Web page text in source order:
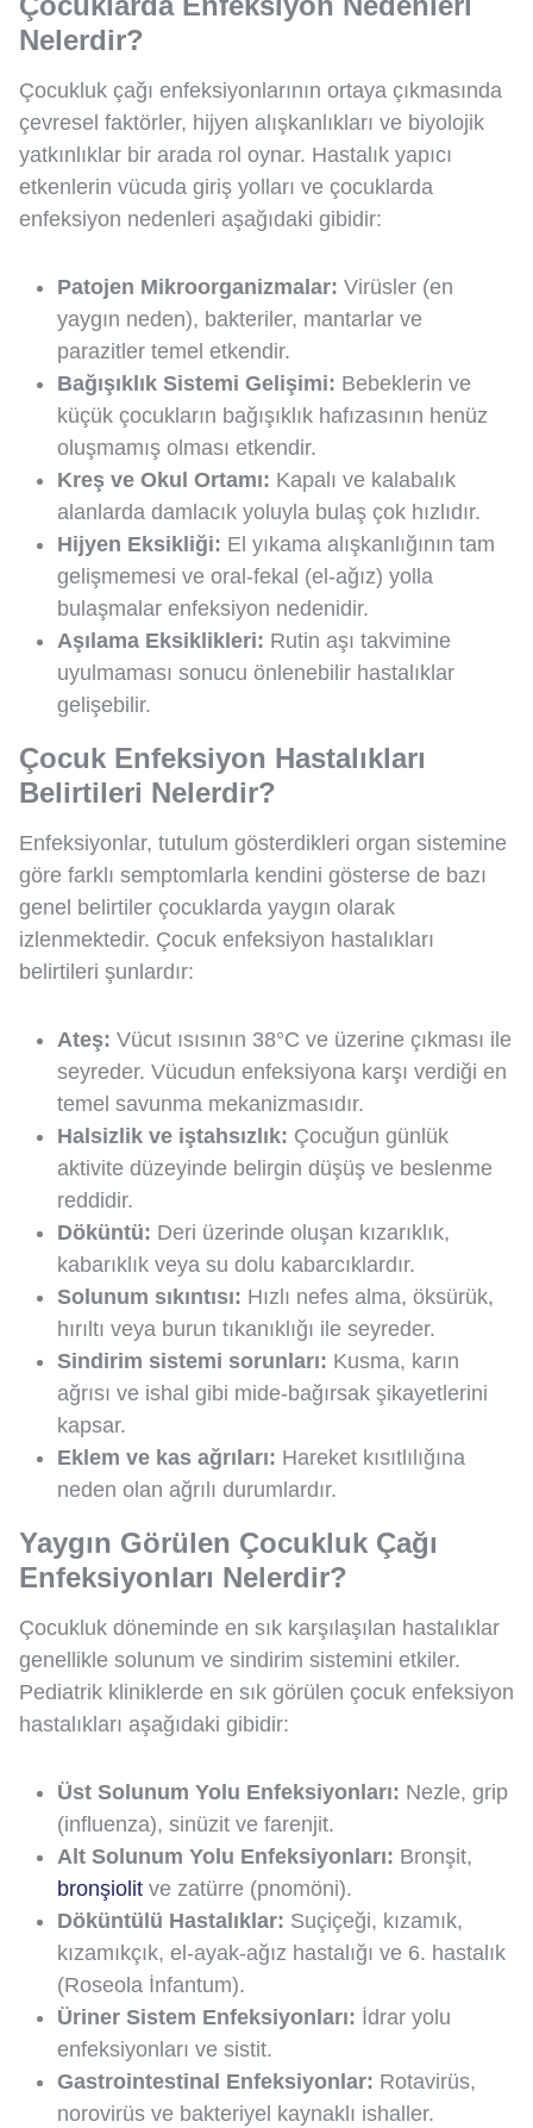
Nelerdir?
Çocukluk çağı enfeksiyonlarının ortaya çıkmasında
çevresel faktörler, hijyen alışkanlıkları ve biyolojik
yatkınlıklar bir arada rol oynar. Hastalık yapıcı
etkenlerin vücuda giriş yolları ve çocuklarda
enfeksiyon nedenleri aşağıdaki gibidir:
Patojen Mikroorganizmalar: Virüsler (en
yaygın neden), bakteriler, mantarlar ve
parazitler temel etkendir.
Bağışıklık Sistemi Gelişimi: Bebeklerin ve
küçük çocukların bağışıklık hafızasının henüz
oluşmamış olması etkendir.
Kreş ve Okul Ortamı: Kapalı ve kalabalık
alanlarda damlacık yoluyla bulaş çok hızlıdır.
Hijyen Eksikliği: El yıkama alışkanlığının tam
gelişmemesi ve oral-fekal (el-ağız) yolla
bulaşmalar enfeksiyon nedenidir.
Aşılama Eksiklikleri: Rutin aşı takvimine
uyulmaması sonucu önlenebilir hastalıklar
gelişebilir.
Çocuk Enfeksiyon Hastalıkları
Belirtileri Nelerdir?
Enfeksiyonlar, tutulum gösterdikleri organ sistemine
göre farklı semptomlarla kendini gösterse de bazı
genel belirtiler çocuklarda yaygın olarak
izlenmektedir. Çocuk enfeksiyon hastalıkları
belirtileri şunlardır:
Ateş: Vücut ısısının 38°C ve üzerine çıkması ile
seyreder. Vücudun enfeksiyona karşı verdiği en
temel savunma mekanizmasıdır.
Halsizlik ve iştahsızlık: Çocuğun günlük
aktivite düzeyinde belirgin düşüş ve beslenme
reddidir.
Döküntü: Deri üzerinde oluşan kızarıklık,
kabarıklık veya su dolu kabarcıklardır.
Solunum sıkıntısı: Hızlı nefes alma, öksürük,
hırıltı veya burun tıkanıklığı ile seyreder.
Sindirim sistemi sorunları: Kusma, karın
ağrısı ve ishal gibi mide-bağırsak şikayetlerini
kapsar.
Eklem ve kas ağrıları: Hareket kısıtlılığına
neden olan ağrılı durumlardır.
Yaygın Görülen Çocukluk Çağı
Enfeksiyonları Nelerdir?
Çocukluk döneminde en sık karşılaşılan hastalıklar
genellikle solunum ve sindirim sistemini etkiler.
Pediatrik kliniklerde en sık görülen çocuk enfeksiyon
hastalıkları aşağıdaki gibidir:
Üst Solunum Yolu Enfeksiyonları: Nezle, grip
(influenza), sinüzit ve farenjit.
Alt Solunum Yolu Enfeksiyonları: Bronşit,
bronşiolit ve zatürre (pnomöni).
Döküntülü Hastalıklar: Suçiçeği, kızamık,
kızamıkçık, el-ayak-ağız hastalığı ve 6. hastalık
(Roseola İnfantum).
Üriner Sistem Enfeksiyonları: İdrar yolu
enfeksiyonları ve sistit.
Gastrointestinal Enfeksiyonlar: Rotavirüs,
norovirüs ve bakteriyel kaynaklı ishaller.